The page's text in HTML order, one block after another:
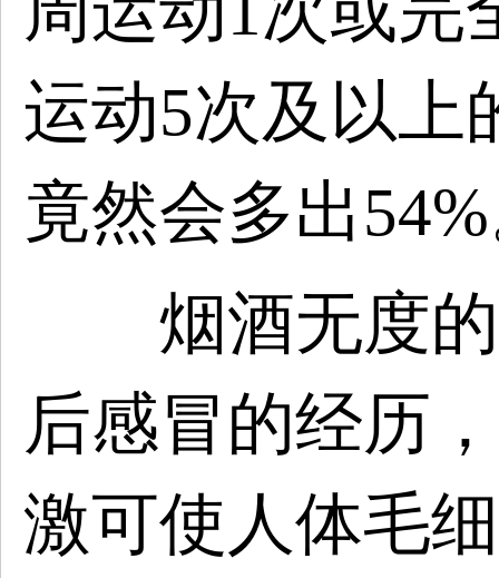
运动5次及以上
竟然会多出
烟酒无度的
后感冒的经历
激可使人体毛